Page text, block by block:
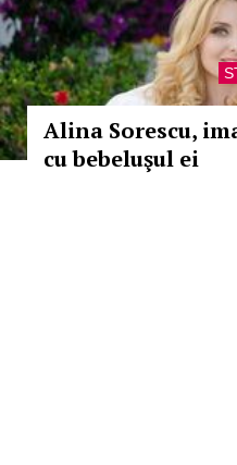
Alina Sorescu,
cu bebeluşul ei